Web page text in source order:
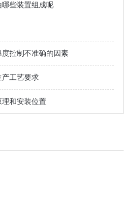
些装置组成呢
控制不准确的因素
工艺要求
和安装位置